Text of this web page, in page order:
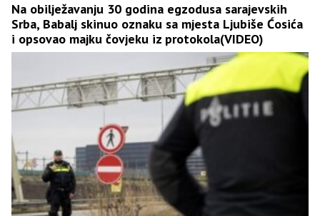
Na obilježavanju 30 godina egzodusa sarajevskih
Srba, Babalj skinuo oznaku sa mjesta Ljubiše Ćosića
i opsovao majku čovjeku iz protokola(VIDEO)